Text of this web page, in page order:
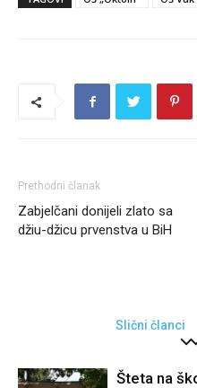
Prethodni članak
Zabjelčani donijeli zlato sa
džiu-džicu prvenstva u BiH
Slični članci
Šteta na